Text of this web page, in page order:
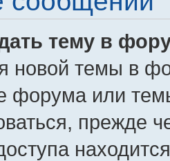
тему в
новой темы в
форума или
прежде